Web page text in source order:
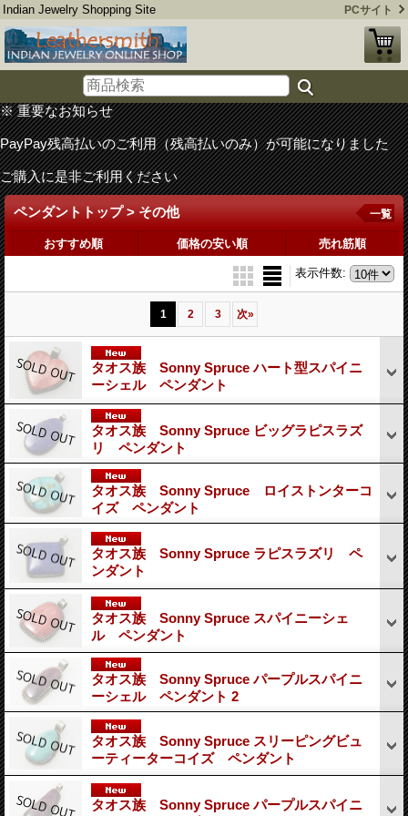
Indian Jewelry Shopping Site PCサイト
※ 重要なお知らせ
PayPay残高払いのご利用（残高払いのみ）が可能になりました
ご購入に是非ご利用ください
ペンダントトップ > その他 一覧
おすすめ順 価格の安い順 売れ筋順
表示件数:
1 2 3 次»
タオス族 Sonny Spruce ハート型スパイニ
ーシェル ペンダント
タオス族 Sonny Spruce ビッグラピスラズ
リ ペンダント
タオス族 Sonny Spruce ロイストンターコ
イズ ペンダント
タオス族 Sonny Spruce ラピスラズリ ペ
ンダント
タオス族 Sonny Spruce スパイニーシェ
ル ペンダント
タオス族 Sonny Spruce パープルスパイニ
ーシェル ペンダント 2
タオス族 Sonny Spruce スリーピングビュ
ーティーターコイズ ペンダント
タオス族 Sonny Spruce パープルスパイニ